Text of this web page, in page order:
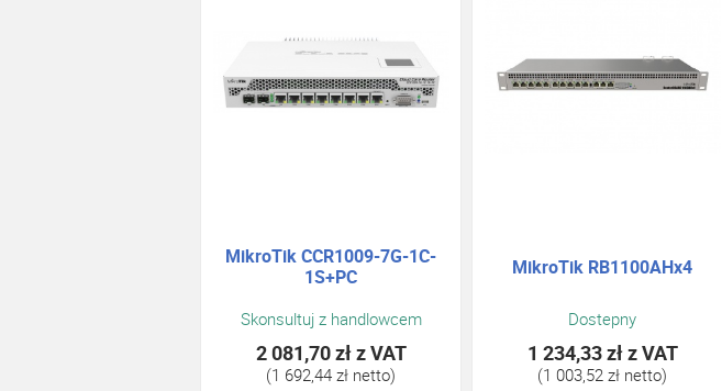
MikroTik CCR1009-7G-1C-
1S+PC
Skonsultuj z handlowcem
2 081,70 złz VAT
(1 692,44 zł netto)
MikroTik RB1100AHx4
Dostepny
1 234,33 złz VAT
(1 003,52 zł netto)